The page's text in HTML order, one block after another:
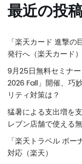
最近の投
「楽天カード 進撃
発行へ（楽天カード）
9月25日無料セミナ
2026 Fall」開催、巧
リティ対策は？
猛暑による支出増を
レブン店舗で使える
「楽天トラベル ボ
対応（楽天）